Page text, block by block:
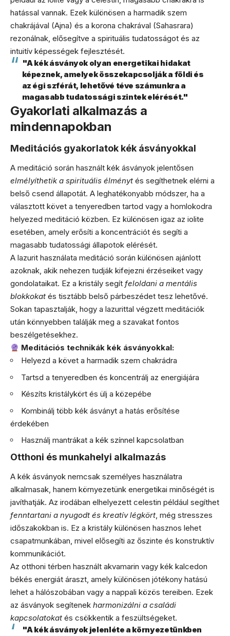
hatással vannak. Ezek különösen a harmadik szem
chakrájával (Ajna) és a korona chakrával (Sahasrara)
rezonálnak, elősegítve a spirituális tudatosságot és az
intuitív képességek fejlesztését.
"A kék ásványok olyan energetikai hidakat
képeznek, amelyek összekapcsolják a földi és
az égi szférát, lehetővé téve számunkra a
magasabb tudatossági szintek elérését."
Gyakorlati alkalmazás a
mindennapokban
Meditációs gyakorlatok kék ásványokkal
A meditáció során használt kék ásványok jelentősen
elmélyíthetik a spirituális élményt és segíthetnek elérni a
belső csend állapotát. A leghatékonyabb módszer, ha a
választott követ a tenyeredben tartod vagy a homlokodra
helyezed meditáció közben. Ez különösen igaz az iolite
esetében, amely erősíti a koncentrációt és segíti a
magasabb tudatossági állapotok elérését.
A lazurit használata meditáció során különösen ajánlott
azoknak, akik nehezen tudják kifejezni érzéseiket vagy
gondolataikat. Ez a kristály segít feloldani a mentális
blokkokat és tisztább belső párbeszédet tesz lehetővé.
Sokan tapasztalják, hogy a lazurittal végzett meditációk
után könnyebben találják meg a szavakat fontos
beszélgetésekhez.
Meditációs technikák kék ásványokkal:
Helyezd a követ a harmadik szem chakrádra
Tartsd a tenyeredben és koncentrálj az energiájára
Készíts kristálykört és ülj a közepébe
Kombinálj több kék ásványt a hatás erősítése
érdekében
Használj mantrákat a kék színnel kapcsolatban
Otthoni és munkahelyi alkalmazás
A kék ásványok nemcsak személyes használatra
alkalmasak, hanem környezetünk energetikai minőségét is
javíthatják. Az irodában elhelyezett celestin például segíthet
fenntartani a nyugodt és kreatív légkört, még stresszes
időszakokban is. Ez a kristály különösen hasznos lehet
csapatmunkában, mivel elősegíti az őszinte és konstruktív
kommunikációt.
Az otthoni térben használt akvamarin vagy kék kalcedon
békés energiát áraszt, amely különösen jótékony hatású
lehet a hálószobában vagy a nappali közös tereiben. Ezek
az ásványok segítenek harmonizálni a családi
kapcsolatokat és csökkentik a feszültségeket.
"A kék ásványok jelenléte a környezetünkben